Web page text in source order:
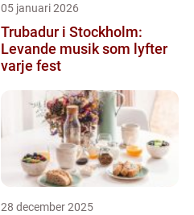
05 januari 2026
Trubadur i Stockholm:
Levande musik som lyfter
varje fest
28 december 2025